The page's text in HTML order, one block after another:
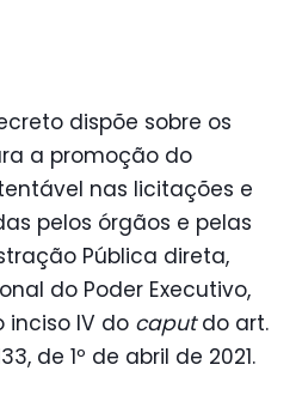
dispõe sobre os
a promoção do
nas licitações e
pelos órgãos e pelas
Pública direta,
do Poder Executivo,
inciso IV do caputdo art.
de 1º de abril de 2021.